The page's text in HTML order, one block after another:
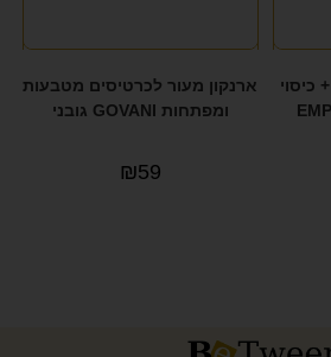
כיסוי
ארנקון מעור לכרטיסים מטבעות
ומפתחות GOVANI גובני
₪59